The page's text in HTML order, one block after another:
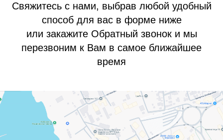
Свяжитесь с нами, выбрав любой удобный
способ для вас в форме ниже
или закажите Обратный звонок и мы
перезвоним к Вам в самое ближайшее
время